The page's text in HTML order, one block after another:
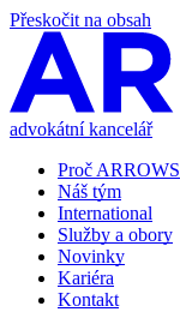
Přeskočit na obsah
advokátní kancelář
Proč ARROWS
Náš tým
International
Služby a obory
Novinky
Kariéra
Kontakt